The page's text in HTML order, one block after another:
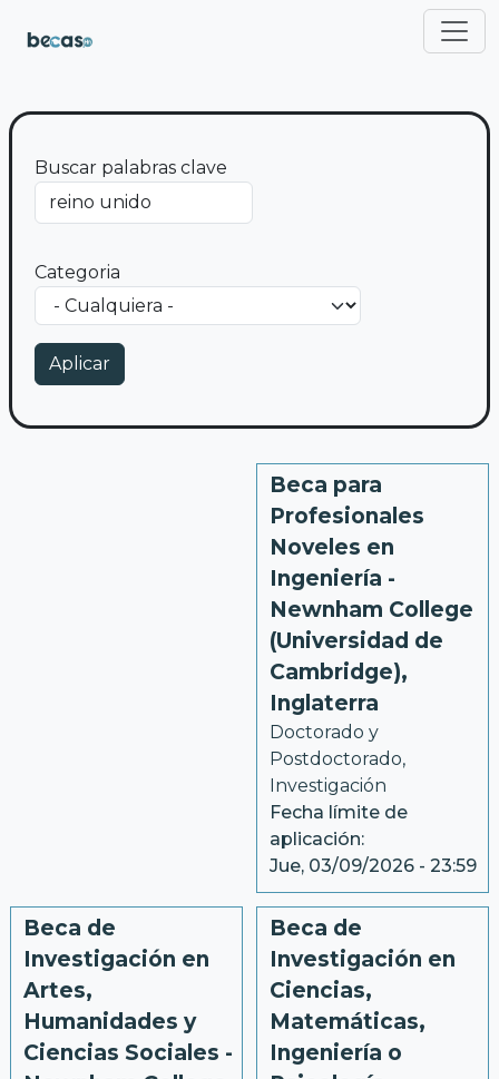
Buscar palabras clave
Categoria
Beca para
Profesionales
Noveles en
Ingeniería -
Newnham College
(Universidad de
Cambridge),
Inglaterra
Doctorado y
Postdoctorado
Investigación
Fecha límite de
aplicación:
Jue, 03/09/2026 - 23:59
Beca de
Investigación en
Artes,
Humanidades y
Ciencias Sociales -
Beca de
Investigación en
Ciencias,
Matemáticas,
Ingeniería o